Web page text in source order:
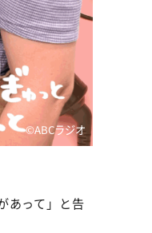
©️ABCラジオ
あって」と告